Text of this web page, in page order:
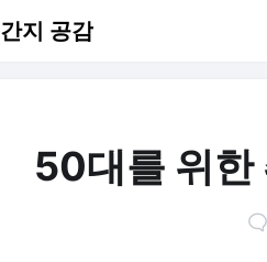
지 공감
50대를 위한